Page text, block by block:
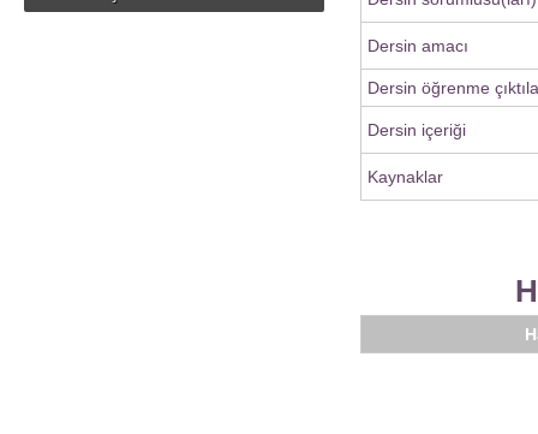
Dersin amacı
Dersin öğrenme
Dersin içeriği
Kaynaklar